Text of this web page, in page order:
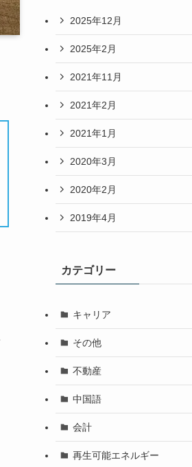
2025年12月
2025年2月
2021年11月
2021年2月
2021年1月
2020年3月
2020年2月
2019年4月
カテゴリー
キャリア
その他
不動産
中国語
会計
再生可能エネルギー